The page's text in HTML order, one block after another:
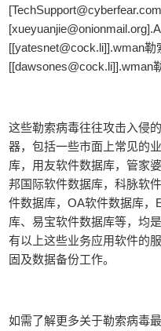
[[yatesnet@cock.li]].wman勒
[[dawsones@cock.li]].wman
这些勒索病毒往往攻击入侵
器，包括一些市面上常见的
库，用友软件数据库，管家
邦国际软件数据库，科脉软
件数据库，OA软件数据库
库、易宝软件数据库等，均
有以上这些业务应用软件的
固及数据备份工作。
如需了解更多关于勒索病毒